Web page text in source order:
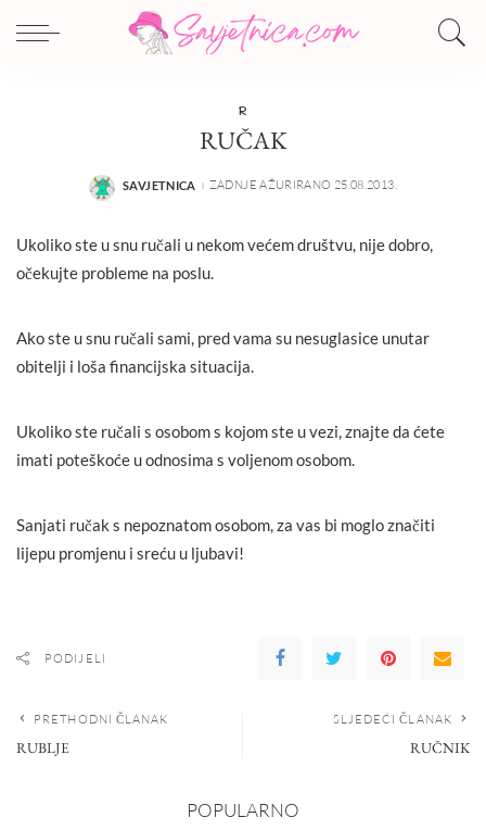
R
RUČAK
POSTED
SAVJETNICA ZADNJE AŽURIRANO 25.08.2013.
Ukoliko ste u snu ručali u nekom većem društvu, nije dobro,
očekujte probleme na poslu.
Ako ste u snu ručali sami, pred vama su nesuglasice unutar
obitelji i loša financijska situacija.
Ukoliko ste ručali s osobom s kojom ste u vezi, znajte da ćete
imati poteškoće u odnosima s voljenom osobom.
Sanjati ručak s nepoznatom osobom, za vas bi moglo značiti
lijepu promjenu i sreću u ljubavi!
PODIJELI
PRETHODNI ČLANAK
RUBLJE
SLJEDEĆI ČLANAK
RUČNIK
POPULARNO